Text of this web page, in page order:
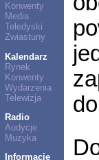
Konwenty
Media
Teledyski
Zwiastuny
Kalendarz
Rynek
Konwenty
Wydarzenia
Telewizja
Radio
Audycje
Muzyka
Informacje